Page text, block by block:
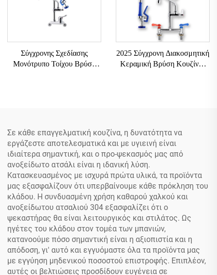
Σύγχρονης Σχεδίασης
Μονότρυπο Τοίχου Βρύση
2025 Σύγχρονη Διακοσμητική
Κεραμική Βρύση Κουζίνας
Σε κάθε επαγγελματική κουζίνα, η δυνατότητα να
εργάζεστε αποτελεσματικά και με υγιεινή είναι
ιδιαίτερα σημαντική, και ο προ-ψεκασμός μας από
ανοξείδωτο ατσάλι είναι η ιδανική λύση.
Κατασκευασμένος με ισχυρά πρώτα υλικά, τα προϊόντα
μας εξασφαλίζουν ότι υπερβαίνουμε κάθε πρόκληση του
κλάδου. Η συνδυασμένη χρήση καθαρού χαλκού και
ανοξείδωτου ατσαλιού 304 εξασφαλίζει ότι ο
ψεκαστήρας θα είναι λειτουργικός και στιλάτος. Ως
ηγέτες του κλάδου στον τομέα των μπανιών,
κατανοούμε πόσο σημαντική είναι η αξιοπιστία και η
απόδοση, γι' αυτό και εγγυόμαστε όλα τα προϊόντα μας
με εγγύηση μηδενικού ποσοστού επιστροφής. Επιπλέον,
αυτές οι βελτιώσεις προσδίδουν ευγένεια σε